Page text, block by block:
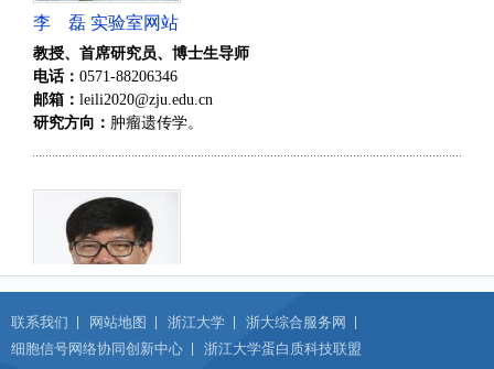
李 磊 实验室网站
教授、首席研究员、博士生导师
电话： 0571-88206346
邮箱： leili2020@zju.edu.cn
研究方向： 肿瘤遗传学。
联系我们 网站地图 浙江大学
浙大综合服务网
细胞信号网络协同创新中心
浙江大学蛋白质科技联盟